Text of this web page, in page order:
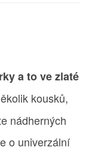
a to ve zlaté
kousků,
nádherných
o univerzální